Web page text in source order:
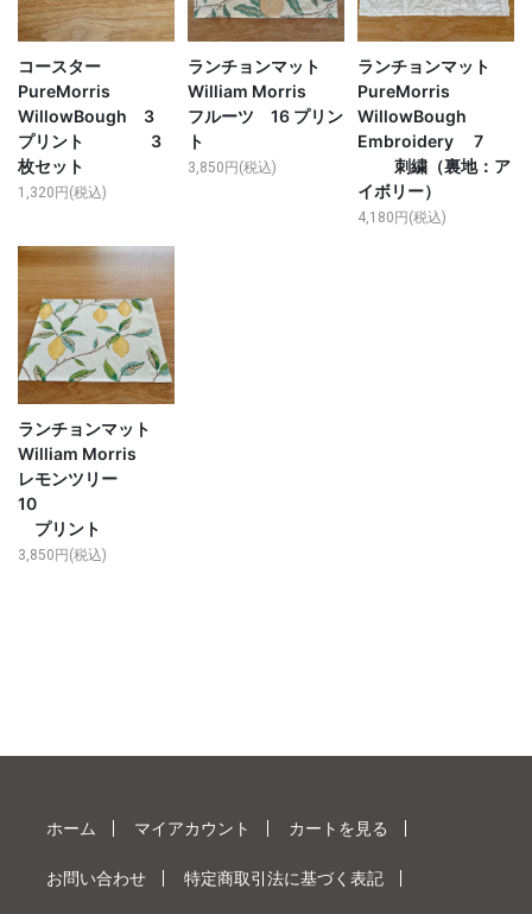
コースター
PureMorris
WillowBough 3
プリント 3
枚セット
1,320円(税込)
ランチョンマット
William Morris
フルーツ 16 プリン
ト
3,850円(税込)
ランチョンマット
PureMorris
WillowBough
Embroidery 7
刺繍（裏地：ア
イボリー）
4,180円(税込)
ランチョンマット
William Morris
レモンツリー
10
プリント
3,850円(税込)
ホーム マイアカウント カートを見る
お問い合わせ 特定商取引法に基づく表記